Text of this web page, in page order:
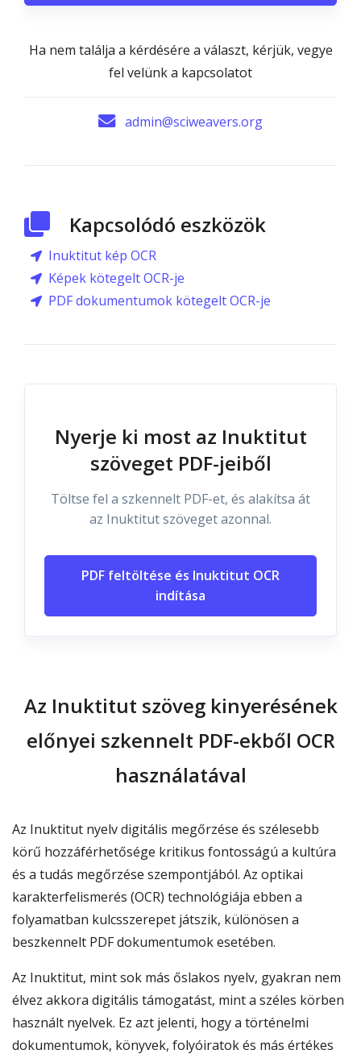
Ha nem találja a kérdésére a választ, kérjük, vegye
fel velünk a kapcsolatot
admin@sciweavers.org
Kapcsolódó eszközök
Inuktitut kép OCR
Képek kötegelt OCR-je
PDF dokumentumok kötegelt OCR-je
Nyerje ki most az Inuktitut
szöveget PDF-jeiből
Töltse fel a szkennelt PDF-et, és alakítsa át
az Inuktitut szöveget azonnal.
PDF feltöltése és Inuktitut OCR
indítása
Az Inuktitut szöveg kinyerésének
előnyei szkennelt PDF-ekből OCR
használatával
Az Inuktitut nyelv digitális megőrzése és szélesebb
körű hozzáférhetősége kritikus fontosságú a kultúra
és a tudás megőrzése szempontjából. Az optikai
karakterfelismerés (OCR) technológiája ebben a
folyamatban kulcsszerepet játszik, különösen a
beszkennelt PDF dokumentumok esetében.
Az Inuktitut, mint sok más őslakos nyelv, gyakran nem
élvez akkora digitális támogatást, mint a széles körben
használt nyelvek. Ez azt jelenti, hogy a történelmi
dokumentumok, könyvek, folyóiratok és más értékes